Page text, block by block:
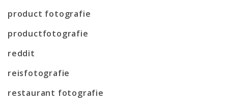
product fotografie
productfotografie
reddit
reisfotografie
restaurant fotografie